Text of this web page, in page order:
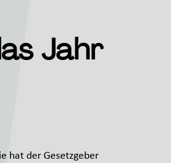
Jahr
hat der Gesetzgeber